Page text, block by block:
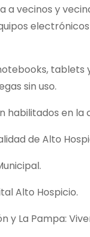
a vecinos y
tablets
sin uso.
habilitados en la
de Alto
Alto Hospicio.
y La Pampa: